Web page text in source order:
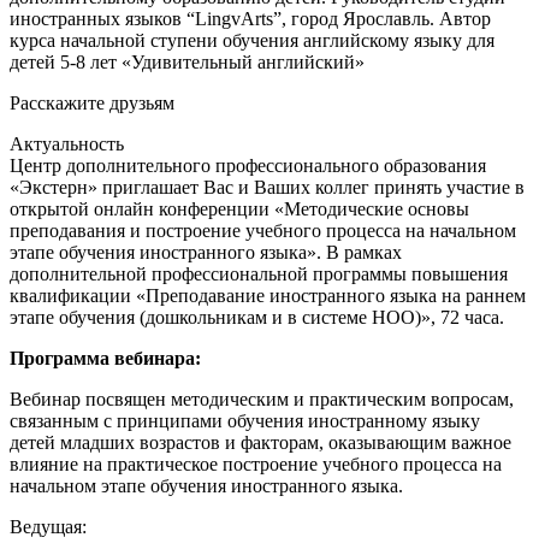
иностранных языков “LingvArts”, город Ярославль. Автор
курса начальной ступени обучения английскому языку для
детей 5-8 лет «Удивительный английский»
Расскажите друзьям
Актуальность
Центр дополнительного профессионального образования
«Экстерн» приглашает Вас и Ваших коллег принять участие в
открытой онлайн конференции «Методические основы
преподавания и построение учебного процесса на начальном
этапе обучения иностранного языка». В рамках
дополнительной профессиональной программы повышения
квалификации «Преподавание иностранного языка на раннем
этапе обучения (дошкольникам и в системе НОО)», 72 часа.
Программа вебинара:
Вебинар посвящен методическим и практическим вопросам,
связанным с принципами обучения иностранному языку
детей младших возрастов и факторам, оказывающим важное
влияние на практическое построение учебного процесса на
начальном этапе обучения иностранного языка.
Ведущая: